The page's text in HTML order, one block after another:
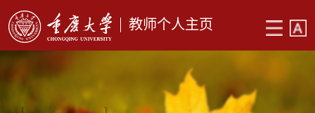
教师个人主页